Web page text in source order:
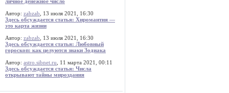
Автор: zabzab , 13 июля 2021, 16:30
Здесь обсуждается статья: Хиромантия —
это карта жизни
Автор: zabzab , 13 июля 2021, 16:30
Здесь обсуждается статья: Любовный
гороскоп: как целуются знаки Зодиака
Автор: astro.sibnet.ru , 11 марта 2021, 00:11
Здесь обсуждается статья: Числа
открывают тайны мироздания